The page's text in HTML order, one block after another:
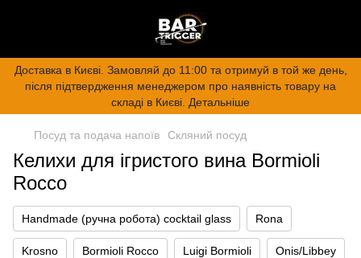
Доставка в Києві. Замовляй до 11:00 та отримуй в той же день,
після підтвердження менеджером про наявність товару на
складі в Києві. Детальніше
Посуд та подача напоїв Скляний посуд
Келихи для ігристого вина Bormioli
Rocco
Handmade (ручна робота) cocktail glass Rona
Krosno Bormioli Rocco Luigi Bormioli Onis/Libbey